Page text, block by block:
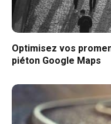
Optimisez vos
piéton Google Maps